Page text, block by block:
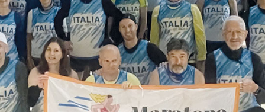
BLOG
CONTATTACI